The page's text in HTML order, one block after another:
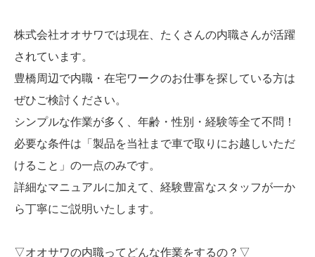
株式会社オオサワでは現在、たくさんの内職さんが活躍
されています。
豊橋周辺で内職・在宅ワークのお仕事を探している方は
ぜひご検討ください。
シンプルな作業が多く、年齢・性別・経験等全て不問！
必要な条件は「製品を当社まで車で取りにお越しいただ
けること」の一点のみです。
詳細なマニュアルに加えて、経験豊富なスタッフが一か
ら丁寧にご説明いたします。
▽オオサワの内職ってどんな作業をするの？▽